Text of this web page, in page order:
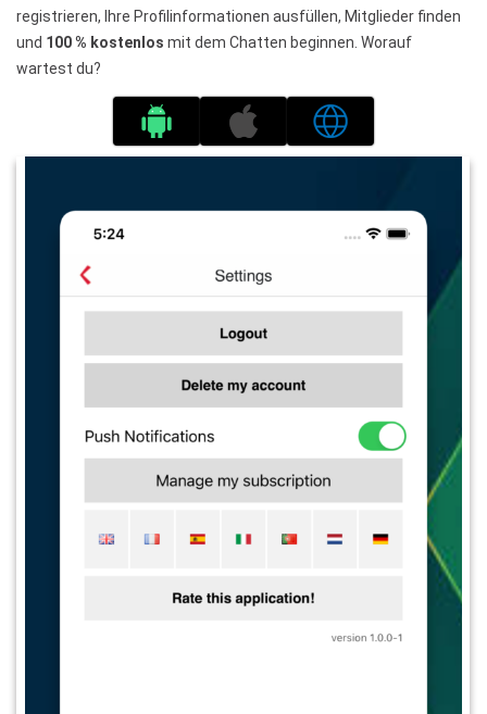
registrieren, Ihre Profilinformationen ausfüllen, Mitglieder finden
und 100 % kostenlos mit dem Chatten beginnen. Worauf
wartest du?